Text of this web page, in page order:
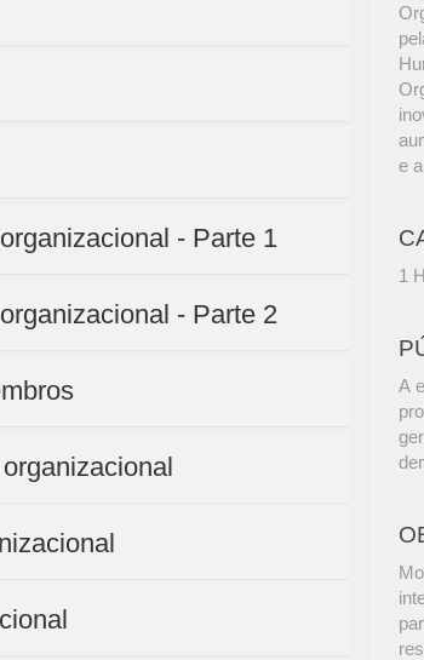
- Parte 1
- Parte 2
e
1
A